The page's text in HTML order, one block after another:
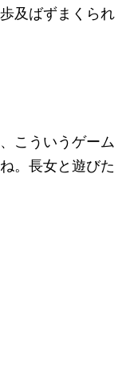
及ばずまくられ
こういうゲーム
。長女と遊びた